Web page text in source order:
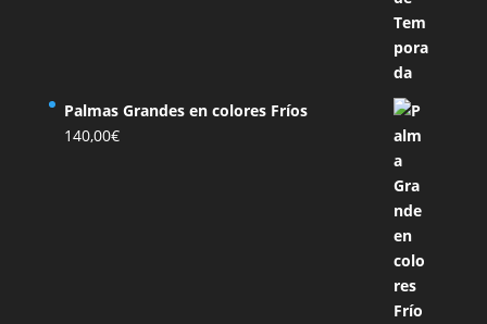
Palmas Grandes en colores Fríos
140,00€